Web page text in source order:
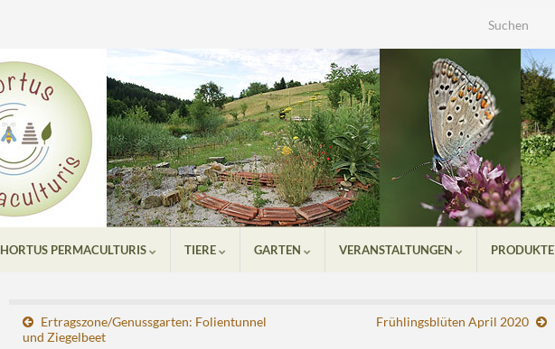
Search for:
HORTUS PERMACULTURIS TIERE GARTEN VERANSTALTUNGEN PRODUKTE
Ertragszone/Genussgarten: Folientunnel
und Ziegelbeet
Frühlingsblüten April 2020